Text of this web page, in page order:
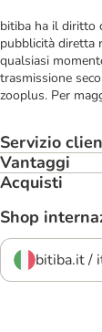
bitiba ha il diritto
pubblicità diretta
qualsiasi
trasmissione
zooplus. Per
Servizio
Vantaggi
Acquisti
Shop
bitiba.it /